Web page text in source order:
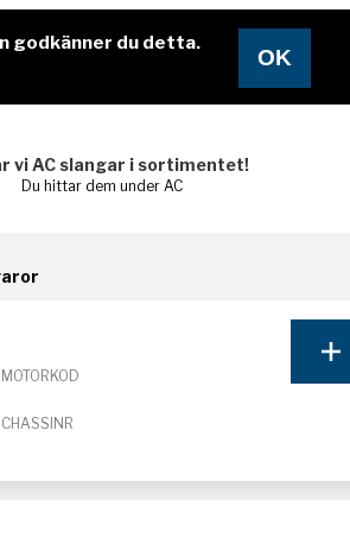
godkänner du detta.
vi AC slangar i sortimentet!
Du hittar dem under AC
MOTORKOD
CHASSINR